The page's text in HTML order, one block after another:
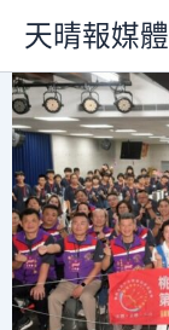
主
要
內
天晴報媒體